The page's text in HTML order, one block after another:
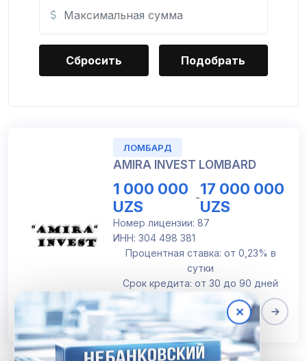
Сбросить
ЛОМБАРД
AMIRA INVEST LOMBARD
1 000 000
UZS
-17 000 000
UZS
Номер лицензии: 87
ИНН: 304 498 381
Процентная ставка: от 0,23% в
сутки
Срок кредита: от 30 до 90 дней
Бухара ✕